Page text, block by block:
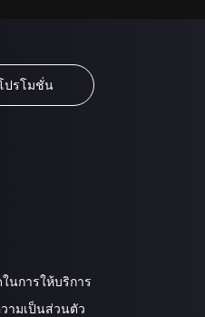
ปรโมชั่น
นการให้บริการ
ามเป็นส่วนตัว